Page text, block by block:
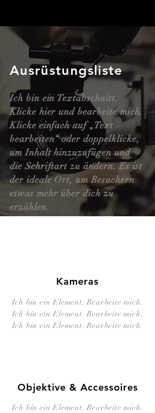
Ausrüstungsliste
Ich bin ein Textabschnitt.
Klicke hier und bearbeite mich.
Klicke einfach auf „Text
bearbeiten“ oder doppelklicke,
um Inhalt hinzuzufügen und
die Schriftart zu ändern. Es ist
der ideale Ort, um Besuchern
etwas mehr über dich zu
erzählen.
Kameras
Ich bin ein Element. Bearbeite mich.
Ich bin ein Element. Bearbeite mich.
Ich bin ein Element. Bearbeite mich.
Objektive & Accessoires
Ich bin ein Element. Bearbeite mich.